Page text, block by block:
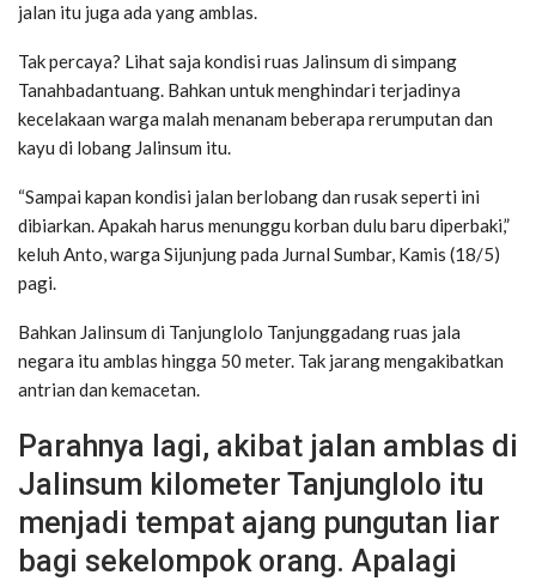
jalan itu juga ada yang amblas.
Tak percaya? Lihat saja kondisi ruas Jalinsum di simpang
Tanahbadantuang. Bahkan untuk menghindari terjadinya
kecelakaan warga malah menanam beberapa rerumputan dan
kayu di lobang Jalinsum itu.
“Sampai kapan kondisi jalan berlobang dan rusak seperti ini
dibiarkan. Apakah harus menunggu korban dulu baru diperbaki,”
keluh Anto, warga Sijunjung pada Jurnal Sumbar, Kamis (18/5)
pagi.
Bahkan Jalinsum di Tanjunglolo Tanjunggadang ruas jala
negara itu amblas hingga 50 meter. Tak jarang mengakibatkan
antrian dan kemacetan.
Parahnya lagi, akibat jalan amblas di
Jalinsum kilometer Tanjunglolo itu
menjadi tempat ajang pungutan liar
bagi sekelompok orang. Apalagi